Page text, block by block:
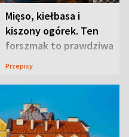
Mięso, kiełbasa i
kiszony ogórek. Ten
forszmak to prawdziwa
uczta
Przepisy